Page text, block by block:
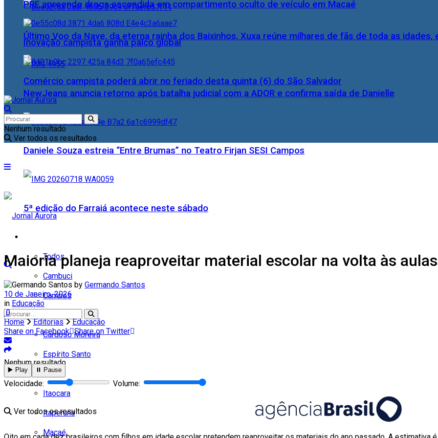
Último Voo da Nave, da eterna rainha dos Baixinhos, Xuxa reúne milhares de fãs de toda as idades,
NewJeans anuncia retorno após batalha judicial com a ADOR e confirma saída de Danielle
Daniele Souza estreia “Entre Brumas” no Teatro Firjan SESI Campos
5ª edição do Farraiá acontece neste sábado
Todos
Cambuci
Campos
Cardoso Moreira
Espírito Santo
Italva
Itaocara
Itaperuna
Macaé
PRF apreende droga escondida em compartimento oculto de veículo em Macaé
Inovação campista ganha palco global
Comércio campista poderá abrir no feriado desta quinta (6) do São Salvador
Nenhum resultado
Ver todos os resultados
Nenhum resultado
Ver todos os resultados
Maioria planeja reaproveitar material escolar na volta às aulas
by Germando Santos
10 de Janeiro, 2026
in Educação
0
Home
Editorias
Educação
Share on Facebook Share on Twitter
▶️ Play ⏸️ Pause
Velocidade: Volume: